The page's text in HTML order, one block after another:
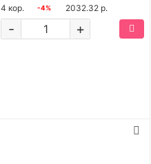
4 кор.
-4% 2032.32 р.
+
-